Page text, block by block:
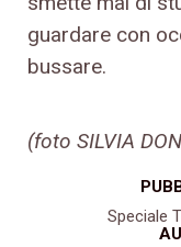
Speciale
guardare con
bussare.
(foto SILVIA